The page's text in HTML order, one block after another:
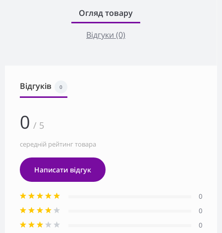
Огляд товару
Відгуки (0)
Відгуків 0
0 / 5
середній рейтинг товара
Написати відгук
0
0
0